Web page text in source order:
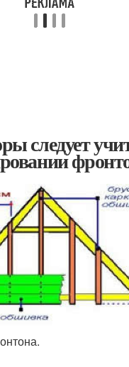
следует